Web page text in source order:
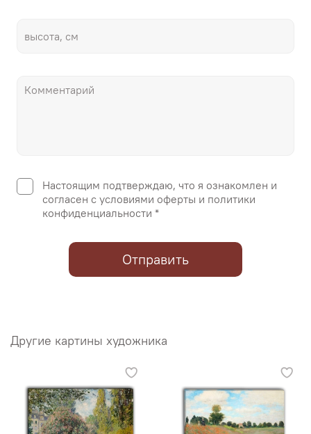
Настоящим подтверждаю, что я ознакомлен и
согласен с условиями оферты и политики
конфиденциальности *
Отправить
Другие картины художника